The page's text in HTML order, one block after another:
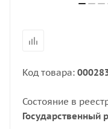
Код товара:
Состояние в
Государственный